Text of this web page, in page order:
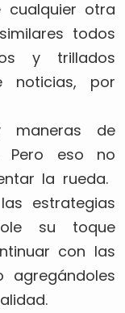
cualquier otra
todos
y trillados
noticias, por
maneras de
Pero eso no
la rueda.
estrategias
su toque
con las
agregándoles